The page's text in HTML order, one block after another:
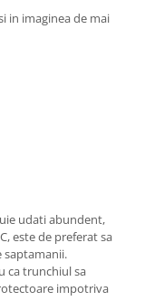
in imaginea de mai
udati abundent,
este de preferat sa
saptamanii.
ca trunchiul sa
impotriva